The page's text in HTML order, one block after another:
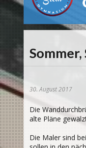
30. August 2017
Die
alte Pläne
Die Maler sind